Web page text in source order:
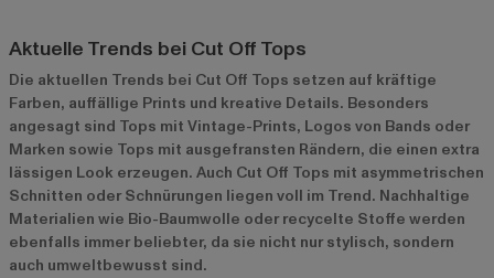
Aktuelle Trends bei Cut Off Tops
Die aktuellen Trends bei Cut Off Tops setzen auf kräftige
Farben, auffällige Prints und kreative Details. Besonders
angesagt sind Tops mit Vintage-Prints, Logos von Bands oder
Marken sowie Tops mit ausgefransten Rändern, die einen extra
lässigen Look erzeugen. Auch Cut Off Tops mit asymmetrischen
Schnitten oder Schnürungen liegen voll im Trend. Nachhaltige
Materialien wie Bio-Baumwolle oder recycelte Stoffe werden
ebenfalls immer beliebter, da sie nicht nur stylisch, sondern
auch umweltbewusst sind.